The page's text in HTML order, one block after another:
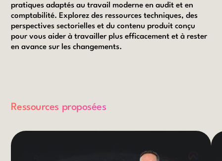
pratiques adaptés au travail moderne en audit et en
comptabilité. Explorez des ressources techniques, des
perspectives sectorielles et du contenu produit conçu
pour vous aider à travailler plus efficacement et à rester
en avance sur les changements.
Ressources proposées